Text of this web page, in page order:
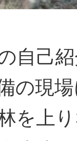
自己
の現
を上